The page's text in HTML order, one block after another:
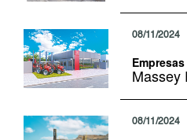
08/11/2024
Empresas
Massey
08/11/2024